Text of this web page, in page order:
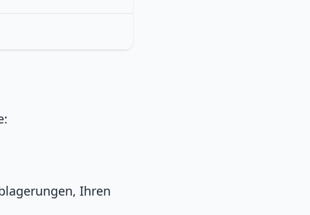
Ihren